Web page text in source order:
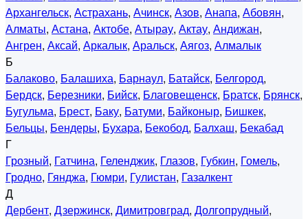
Архангельск, Астрахань, Ачинск, Азов, Анапа, Абовян,
Алматы, Астана, Актобе, Атырау, Актау, Андижан,
Ангрен, Аксай, Аркалык, Аральск, Аягоз, Алмалык
Б
Балаково, Балашиха, Барнаул, Батайск, Белгород,
Бердск, Березники, Бийск, Благовещенск, Братск, Брянск,
Бугульма, Брест, Баку, Батуми, Байконыр, Бишкек,
Бельцы, Бендеры, Бухара, Бекобод, Балхаш, Бекабад
Г
Грозный, Гатчина, Геленджик, Глазов, Губкин, Гомель,
Гродно, Гянджа, Гюмри, Гулистан, Газалкент
Д
Дербент, Дзержинск, Димитровград, Долгопрудный,